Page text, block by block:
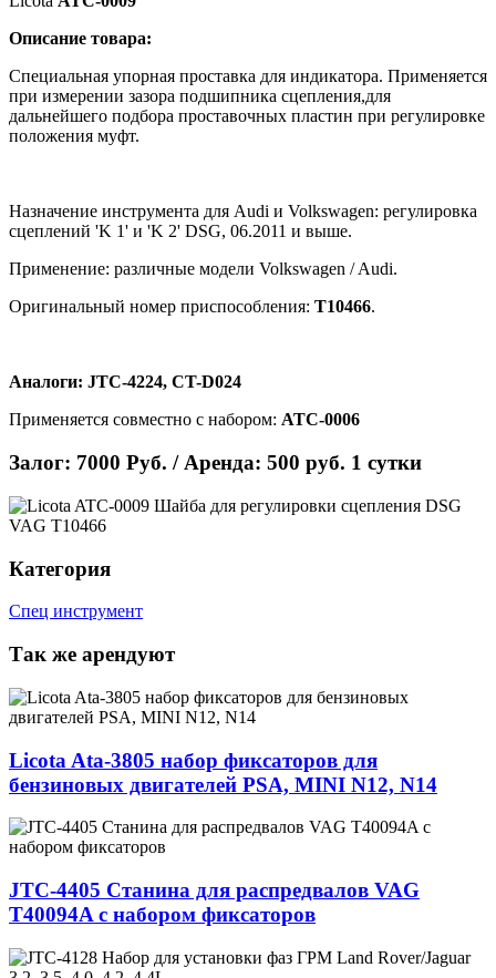
Описание товара:
Специальная упорная проставка для индикатора. Применяется
при измерении зазора подшипника cцепления,для
дальнейшего подбора проставочных пластин при регулировке
положения муфт.
Назначение инструмента для Audi и Volkswagen: регулировка
сцеплений 'K 1' и 'K 2' DSG, 06.2011 и выше.
Применение: различные модели Volkswagen / Audi.
Оригинальный номер приспособления: T10466.
Аналоги: JTC-4224, CT-D024
Применяется совместно с набором: ATC-0006
Залог: 7000 Руб. / Аренда: 500 руб. 1 сутки
Категория
Спец инструмент
Так же арендуют
Licota Ata-3805 набор фиксаторов для
бензиновых двигателей PSA, MINI N12, N14
JТС-4405 Cтанина для распредвалов VAG
T40094A с набором фиксаторов